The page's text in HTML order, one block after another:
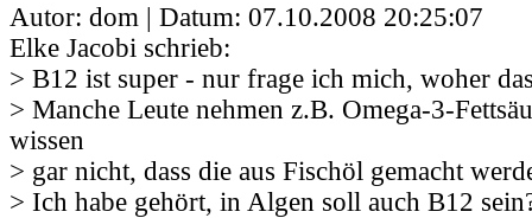
Autor: dom | Datum: 07.10.2008 20:25:07
Elke Jacobi schrieb:
> B12 ist super - nur frage ich mich, woher
> Manche Leute nehmen z.B. Omega-3-
wissen
> gar nicht, dass die aus Fischöl gemacht
> Ich habe gehört, in Algen soll auch B12